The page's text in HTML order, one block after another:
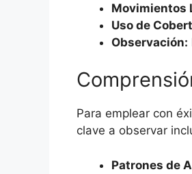
Movimientos
Uso de
Observación:
Para emplear con
clave a observar
Patrones de